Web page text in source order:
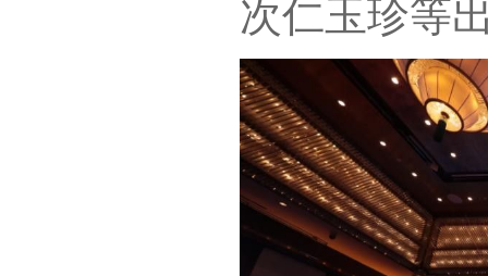
次仁玉珍等